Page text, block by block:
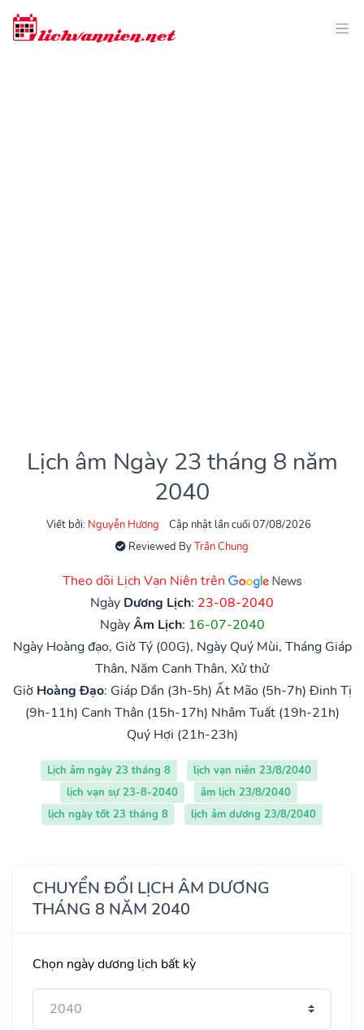
Lịch âm Ngày 23 tháng 8 năm
2040
Viết bởi: Nguyễn Hương
Cập nhật lần cuối 07/08/2026
Reviewed ByTrần Chung
Theo dõi Lịch Vạn Niên trên
Ngày Dương Lịch: 23-08-2040
NgàyÂm Lịch: 16-07-2040
Ngày Hoàng đạo, Giờ Tý (00G), Ngày Quý Mùi, Tháng Giáp
Thân, Năm Canh Thân, Xử thử
Giờ Hoàng Đạo: Giáp Dần (3h-5h) Ất Mão (5h-7h) Đinh Tị
(9h-11h) Canh Thân (15h-17h) Nhâm Tuất (19h-21h)
Quý Hợi (21h-23h)
Lịch âm ngày 23 tháng 8
lịch vạn niên 23/8/2040
lịch vạn sự 23-8-2040
âm lịch 23/8/2040
lịch ngày tốt 23 tháng 8
lịch âm dương 23/8/2040
CHUYỂN ĐỔI LỊCH ÂM DƯƠNG
THÁNG 8 NĂM 2040
Chọn ngày dương lịch bất kỳ